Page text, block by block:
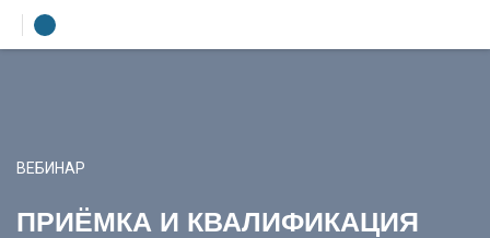
ЛИТЕРАТУРА
ПРЕСС-ЦЕНТР
ВЕБИНАР
ПРИЁМКА И КВАЛИФИКАЦИЯ